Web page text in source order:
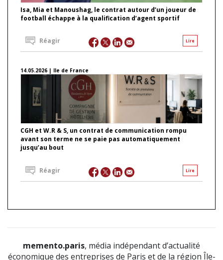
Isa, Mia et Manoushag, le contrat autour d’un joueur de
football échappe à la qualification d’agent sportif
Lire
Réagir
14.05.2026 | Ile de France
CGH et W.R & S, un contrat de communication rompu
avant son terme ne se paie pas automatiquement
jusqu’au bout
Lire
Réagir
memento.paris, média indépendant d’actualité
économique des entreprises de Paris et de la région Île-